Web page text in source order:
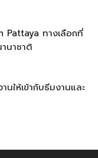
ทางเลือกที่
นาชาติ
นให้เข้ากับธีมงานและ